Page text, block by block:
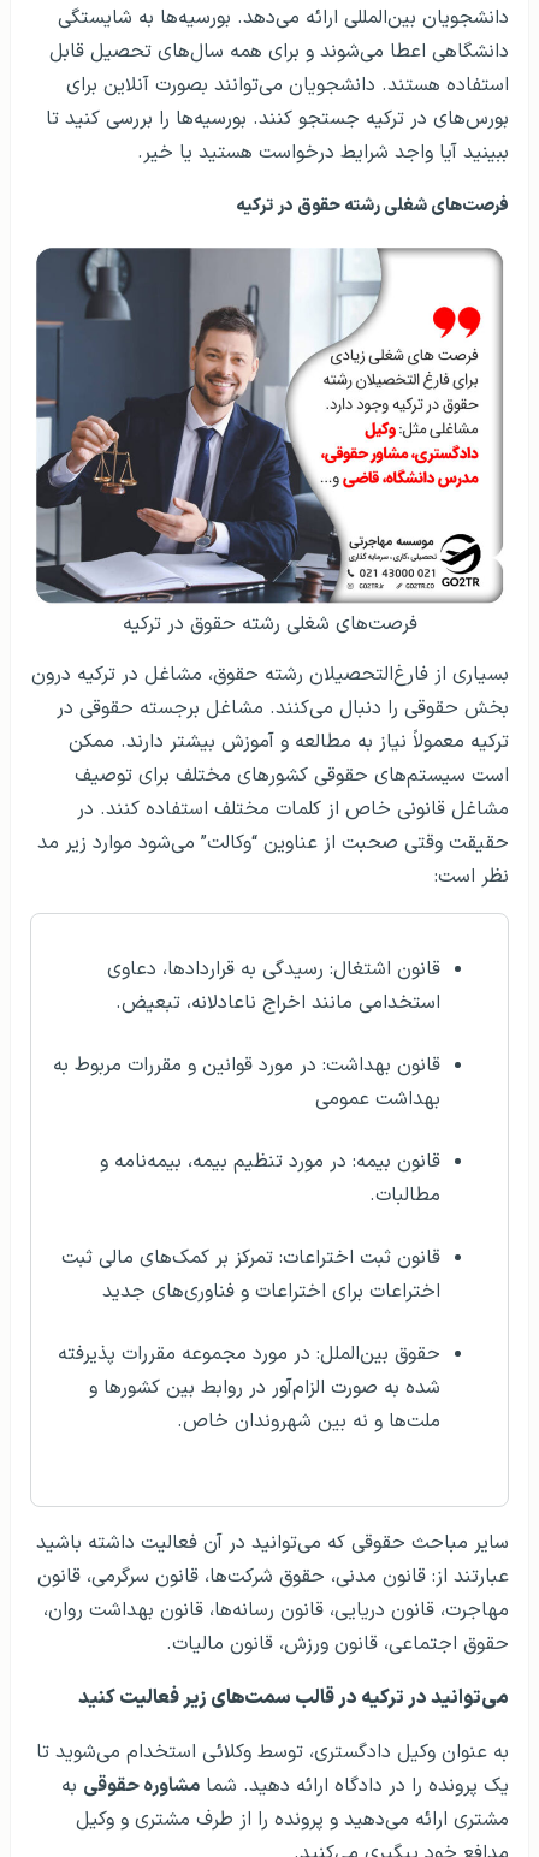
دانشجویان بین‌المللی ارائه می‌دهد. بورسیه‌ها به شایستگی
دانشگاهی اعطا می‌شوند و برای همه سال‌های تحصیل قابل
استفاده هستند. دانشجویان می‌توانند بصورت آنلاین برای
بورس‌های در ترکیه جستجو کنند. بورسیه‌ها را بررسی کنید تا
ببینید آیا واجد شرایط درخواست هستید یا خیر.
فرصت‌های شغلی رشته حقوق در ترکیه
فرصت‌های شغلی رشته حقوق در ترکیه
بسیاری از فارغ‌التحصیلان رشته حقوق‌، مشاغل در ترکیه درون
بخش حقوقی را دنبال می‌کنند. مشاغل برجسته حقوقی در
ترکیه معمولاً نیاز به مطالعه و آموزش بیشتر دارند. ممکن
است سیستم‌های حقوقی کشورهای مختلف برای توصیف
مشاغل قانونی خاص از کلمات مختلف استفاده کنند. در
حقیقت وقتی صحبت از عناوین “وکالت” می‌شود موارد زیر مد
نظر است:
قانون اشتغال: رسیدگی به قراردادها‌، دعاوی
استخدامی مانند اخراج ناعادلانه‌، ‌تبعیض.
قانون بهداشت‌: ‌در مورد قوانین و مقررات مربوط به
بهداشت عمومی
قانون بیمه: در مورد تنظیم بیمه‌، بیمه‌نامه و
مطالبات.
قانون ثبت اختراعات: تمرکز بر کمک‌های مالی ثبت
اختراعات برای اختراعات و فناوری‌های جدید
حقوق بین‌الملل: در مورد مجموعه مقررات پذیرفته
شده به صورت الزام‌آور در روابط بین کشورها و
ملت‌ها و نه بین شهروندان خاص.
سایر مباحث حقوقی که می‌توانید در آن فعالیت داشته باشید
عبارتند از: قانون مدنی‌، حقوق شرکت‌ها‌، قانون سرگرمی‌، قانون
مهاجرت‌، قانون دریایی‌، قانون رسانه‌ها‌، قانون بهداشت روان‌،
حقوق اجتماعی‌، قانون ورزش‌، قانون مالیات‌.
می‌توانید در ترکیه در قالب سمت‌های زیر فعالیت کنید
به عنوان وکیل دادگستری‌، توسط وکلائی استخدام می‌شوید تا
یک پرونده را در دادگاه ارائه دهید‌. شما مشاوره حقوقی به
مشتری ارائه می‌دهید و پرونده را از طرف مشتری و وکیل